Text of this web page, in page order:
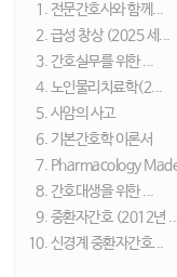
전문간호사와 함께...
급성 창상 (2025 세...
간호실무를 위한 ...
노인물리치료학(2...
사암의 사고
기본간호학 이론서
Pharmacology
간호대생을 위한 ...
중환자간호 (2012년
신경계 중환자간호...